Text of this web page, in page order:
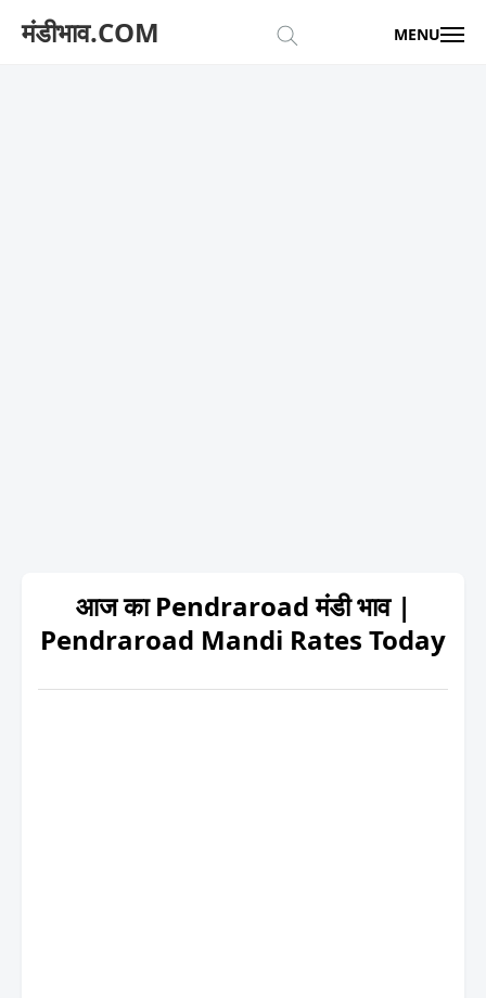
मंडीभाव.COM MENU
आज का Pendraroad मंडी भाव |
Pendraroad Mandi Rates Today